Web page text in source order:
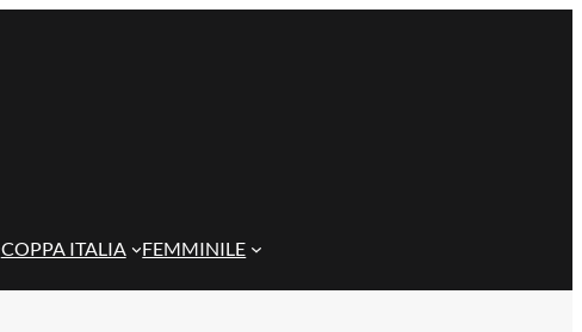
COPPA ITALIA FEMMINILE